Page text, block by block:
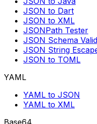
JSON to Dart
JSON to XML
JSONPath Tester
JSON Schema
JSON String
JSON to TOML
YAML
YAML to JSON
YAML to XML
Base64